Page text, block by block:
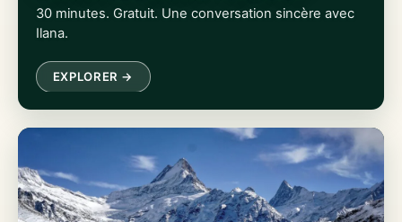
30 minutes. Gratuit. Une conversation sincère avec
Ilana.
EXPLORER →